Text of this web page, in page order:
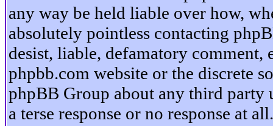
any way be held liable over how,
absolutely pointless contacting
desist, liable, defamatory
phpbb.com website or the discrete
phpBB Group about any third party
a terse response or no response at all.